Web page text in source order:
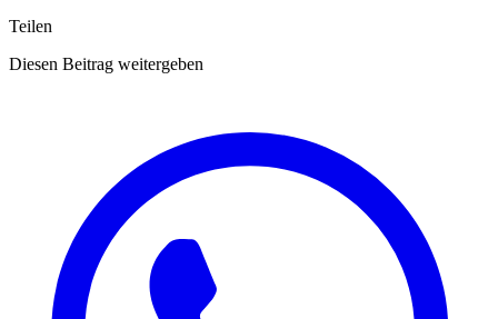
Teilen
Diesen Beitrag weitergeben